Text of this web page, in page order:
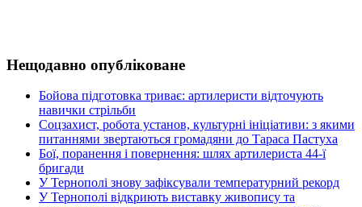
Нещодавно опубліковане
Бойова підготовка триває: артилеристи відточують
навички стрільби
Соцзахист, робота установ, культурні ініціативи: з якими
питаннями звертаються громадяни до Тараса Пастуха
Бої, поранення і повернення: шлях артилериста 44-ї
бригади
У Тернополі знову зафіксували температурний рекорд
У Тернополі відкриють виставку живопису та